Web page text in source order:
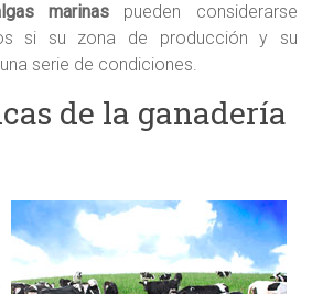
marinas pueden considerarse
si su zona de producción y su
serie de condiciones.
de la ganadería